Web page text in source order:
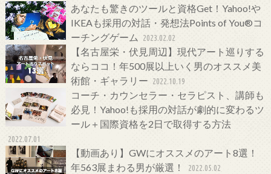
あなたも驚きのツールと資格Get！Yahoo!や
IKEAも採用の対話・発想法Points of You®コ
ーチングゲーム
2023.02.02
【名古屋栄・伏見周辺】現代アート巡りする
ならココ！年500展以上いく男のオススメ美
術館・ギャラリー 2022.10.19
コーチ・カウンセラー・セラピスト、講師も
必見！Yahoo!も採用の対話が劇的に変わるツ
ール＋国際資格を2日で取得する方法
2022.07.01
【動画あり】GWにオススメのアート8選！
年563展まわる男が厳選！
2022.05.02